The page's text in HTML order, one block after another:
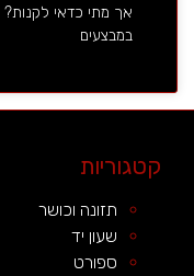
אך מתי כדאי לקנות?
במבצעים
קטגוריות
תזונה וכושר
שעון יד
ספורט